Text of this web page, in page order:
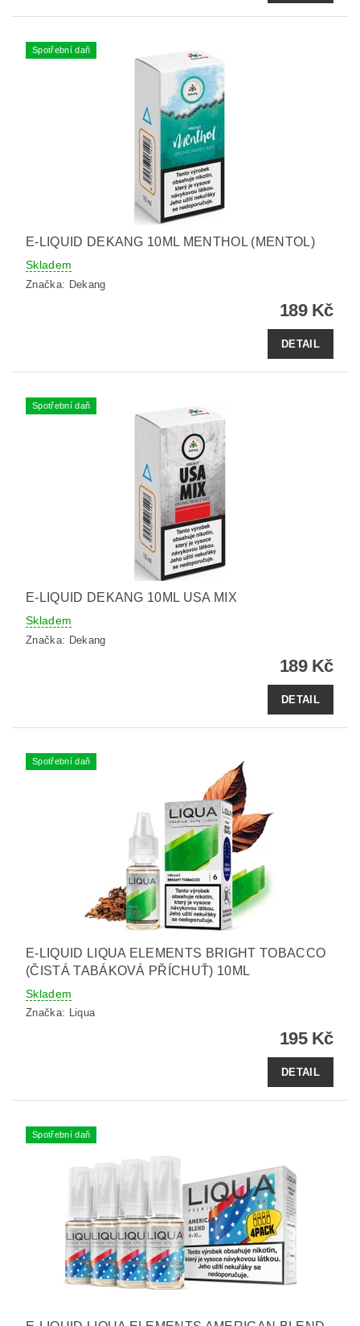
Spotřební daň
E-LIQUID DEKANG 10ML MENTHOL (MENTOL)
Skladem
Značka: Dekang
189 Kč
DETAIL
Spotřební daň
E-LIQUID DEKANG 10ML USA MIX
Skladem
Značka: Dekang
189 Kč
DETAIL
Spotřební daň
E-LIQUID LIQUA ELEMENTS BRIGHT TOBACCO
(ČISTÁ TABÁKOVÁ PŘÍCHUŤ) 10ML
Skladem
Značka: Liqua
195 Kč
DETAIL
Spotřební daň